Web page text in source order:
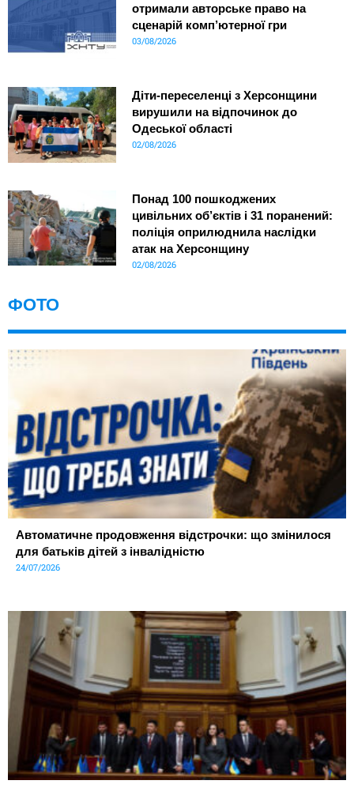
отримали авторське право на
сценарій комп’ютерної гри
03/08/2026
Діти-переселенці з Херсонщини
вирушили на відпочинок до
Одеської області
02/08/2026
Понад 100 пошкоджених
цивільних об’єктів і 31 поранений:
поліція оприлюднила наслідки
атак на Херсонщину
02/08/2026
ФОТО
Автоматичне продовження відстрочки: що змінилося
для батьків дітей з інвалідністю
24/07/2026